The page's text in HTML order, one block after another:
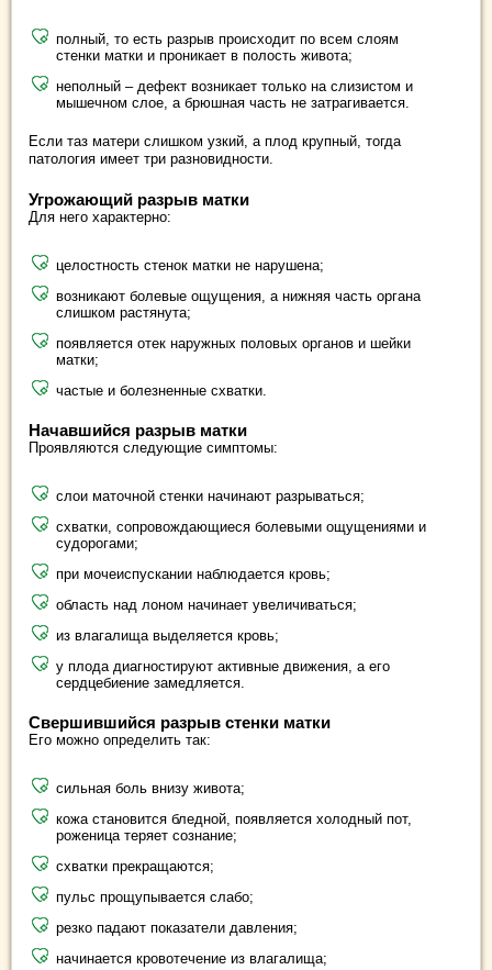
полный, то есть разрыв происходит по всем слоям
стенки матки и проникает в полость живота;
неполный ‒ дефект возникает только на слизистом и
мышечном слое, а брюшная часть не затрагивается.
Если таз матери слишком узкий, а плод крупный, тогда
патология имеет три разновидности.
Угрожающий разрыв матки
Для него характерно:
целостность стенок матки не нарушена;
возникают болевые ощущения, а нижняя часть органа
слишком растянута;
появляется отек наружных половых органов и шейки
матки;
частые и болезненные схватки.
Начавшийся разрыв матки
Проявляются следующие симптомы:
слои маточной стенки начинают разрываться;
схватки, сопровождающиеся болевыми ощущениями и
судорогами;
при мочеиспускании наблюдается кровь;
область над лоном начинает увеличиваться;
из влагалища выделяется кровь;
у плода диагностируют активные движения, а его
сердцебиение замедляется.
Свершившийся разрыв стенки матки
Его можно определить так:
сильная боль внизу живота;
кожа становится бледной, появляется холодный пот,
роженица теряет сознание;
схватки прекращаются;
пульс прощупывается слабо;
резко падают показатели давления;
начинается кровотечение из влагалища;